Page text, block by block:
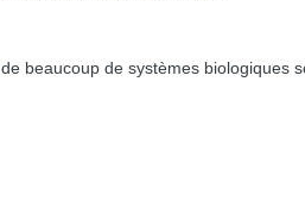
beaucoup de systèmes biologiques